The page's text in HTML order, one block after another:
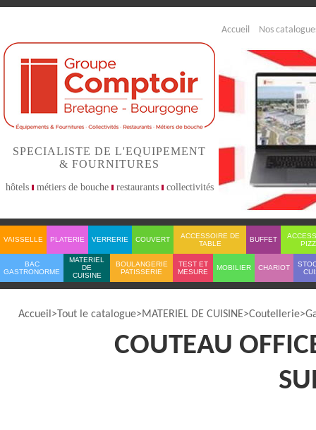
Accueil Nos
SPECIALISTE DE L'EQUIPEMENT
& FOURNITURES
hôtels métiers de bouche restaurants collectivités
VAISSELLE PLATERIE VERRERIE COUVERT
ACCESSOIRE DE
TABLE
BUFFET
BAC
GASTRONORME
MATERIEL
DE
CUISINE
BOULANGERIE
PATISSERIE
TEST ET
MESURE
MOBILIER CHARIOT
Accueil Tout le catalogue MATERIEL DE CUISINE Coutellerie
COUTEAU